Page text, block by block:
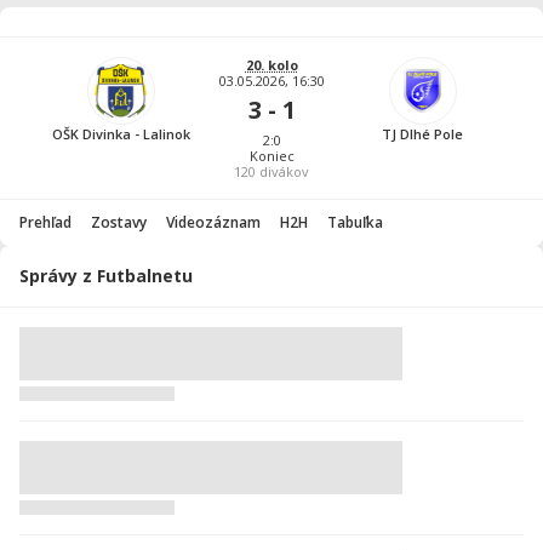
OŠK Divinka - Lalinok
20. kolo
03.05.2026, 16:30
3 - 1
2:0
Koniec
120 divákov
TJ Dlhé Pole
Prehľad Zostavy Videozáznam H2H Tabuľka
Správy z Futbalnetu